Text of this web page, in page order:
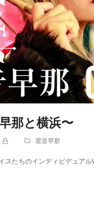
那と横浜〜
星音早那
スたちのインディビデュアル